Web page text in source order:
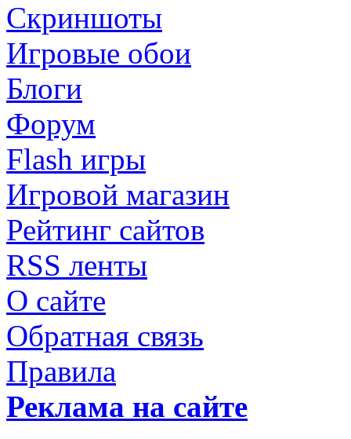
Скриншоты
Игровые обои
Блоги
Форум
Flash игры
Игровой магазин
Рейтинг сайтов
RSS ленты
О сайте
Обратная связь
Правила
Реклама на сайте